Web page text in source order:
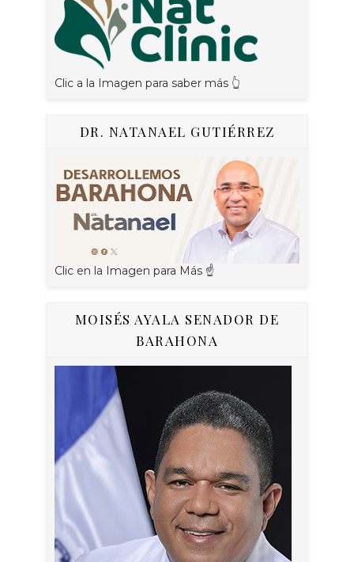
Clic a la Imagen para saber más 👆
DR. NATANAEL GUTIÉRREZ
Clic en la Imagen para Más ☝
MOISÉS AYALA SENADOR DE
BARAHONA